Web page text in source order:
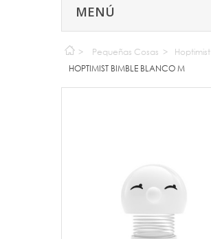
MENÚ
> Pequeñas Cosas > Hoptimist
HOPTIMIST BIMBLE BLANCO M